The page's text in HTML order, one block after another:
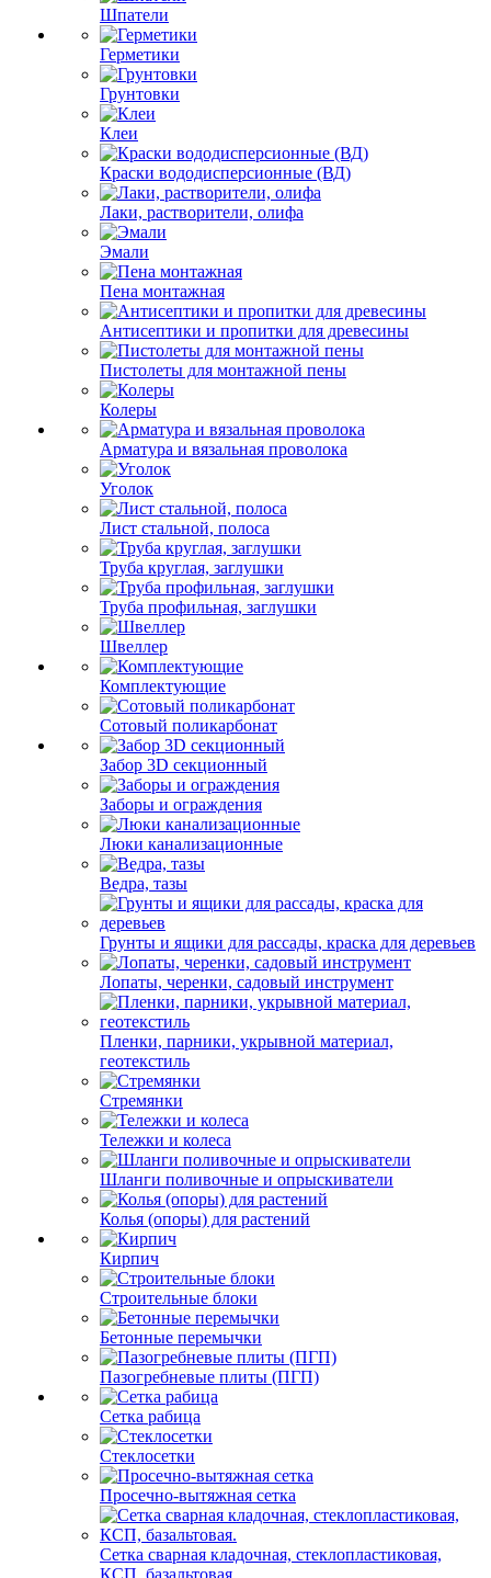
Шпатели
Герметики
Грунтовки
Клеи
Краски вододисперсионные (ВД)
Лаки, растворители, олифа
Эмали
Пена монтажная
Антисептики и пропитки для древесины
Пистолеты для монтажной пены
Колеры
Арматура и вязальная проволока
Уголок
Лист стальной, полоса
Труба круглая, заглушки
Труба профильная, заглушки
Швеллер
Комплектующие
Сотовый поликарбонат
Забор 3D секционный
Заборы и ограждения
Люки канализационные
Ведра, тазы
Грунты и ящики для рассады, краска для деревьев
Лопаты, черенки, садовый инструмент
Пленки, парники, укрывной материал,
геотекстиль
Стремянки
Тележки и колеса
Шланги поливочные и опрыскиватели
Колья (опоры) для растений
Кирпич
Строительные блоки
Бетонные перемычки
Пазогребневые плиты (ПГП)
Сетка рабица
Стеклосетки
Просечно-вытяжная сетка
Сетка сварная кладочная, стеклопластиковая,
КСП, базальтовая.